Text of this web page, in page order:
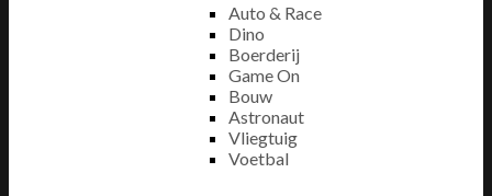
Auto & Race
Dino
Boerderij
Game On
Bouw
Astronaut
Vliegtuig
Voetbal